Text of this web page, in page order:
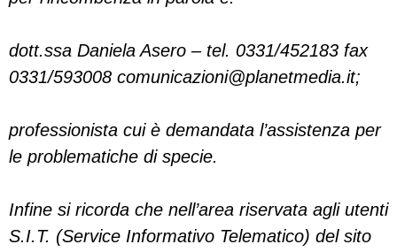
dott.ssa Daniela Asero – tel. 0331/452183 fax
0331/593008 comunicazioni@planetmedia.it;
professionista cui è demandata l’assistenza per
le problematiche di specie.
Infine si ricorda che nell’area riservata agli utenti
S.I.T. (Service Informativo Telematico) del sito